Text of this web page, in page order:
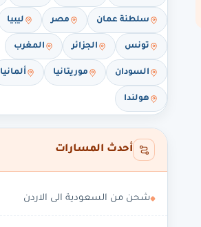
سلطنة عمان مصر ليبيا
تونس الجزائر المغرب
السودان موريتانيا ألمانيا
هولندا
أحدث المسارات
شحن من السعودية الى الاردن